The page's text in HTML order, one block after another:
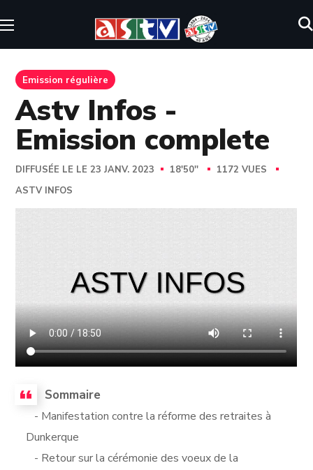
Emission régulière
Astv Infos -
Emission complete
DIFFUSÉE LE LE 23 JANV. 2023 18'50''
1172 VUES
ASTV INFOS
Sommaire
- Manifestation contre la réforme des retraites à
Dunkerque
- Retour sur la cérémonie des voeux de la